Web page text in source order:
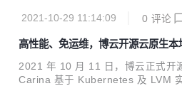
基于作业的任...
题： 云端无法访问边缘端的
无感知单向网络带来的差异，
作，实现在云边 podIp 直通。 1、
是 SuperEdge ? SuperEdge 是
2021-10-29 11:14:09 0 评论
高性能、免运维，博云开源云原生
2021 年 10 月 11 日，博云正式开
Carina 基于 Kubernetes 及 LVM